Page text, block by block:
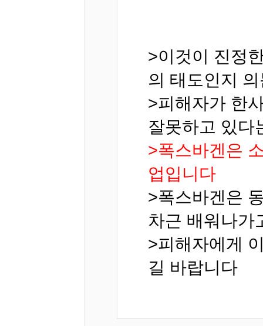
>이것이 진정
의 태도인지
>피해자가 한
잘못하고 있다
>폭스바겐은
업입니다
>폭스바겐은
차근 배워나가
>피해자에게
길 바랍니다